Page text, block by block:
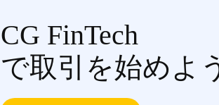
CG FinTech
で取引を始めよ